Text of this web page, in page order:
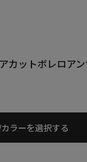
カットボレロア
カラーを選択する